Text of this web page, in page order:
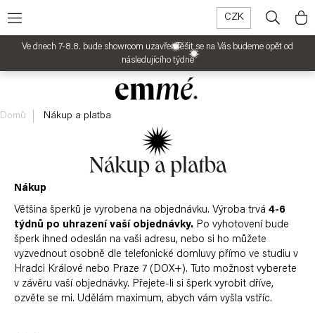
na
obsah
Ve dnech 7-8.8. bude showroom uzavřenTěšit se na Vás budeme opět od
následujícího týdne
Zakázková
Příběh
Blog
Kontakty
CZK
Domů Nákup a platba
Nákup a platba
Nákup
Většina šperků je vyrobena na objednávku. Výroba trvá 4-6
týdnů po uhrazení vaší objednávky. Po vyhotovení bude
šperk ihned odeslán na vaši adresu, nebo si ho můžete
vyzvednout osobně dle telefonické domluvy přímo ve studiu v
Hradci Králové nebo Praze 7 (DOX+). Tuto možnost vyberete
v závěru vaší objednávky. Přejete-li si šperk vyrobit dříve,
ozvěte se mi. Udělám maximum, abych vám vyšla vstříc.
K
o
í
Zpět